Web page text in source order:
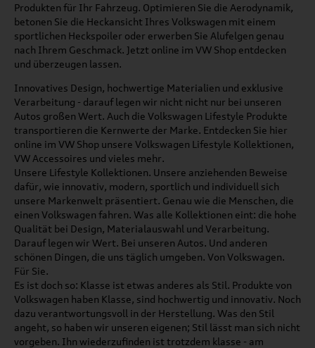
Produkten für Ihr Fahrzeug. Optimieren Sie die Aerodynamik,
betonen Sie die Heckansicht Ihres Volkswagen mit einem
sportlichen Heckspoiler oder erwerben Sie Alufelgen genau
nach Ihrem Geschmack. Jetzt online im VW Shop entdecken
und überzeugen lassen.
Innovatives Design, hochwertige Materialien und exklusive
Verarbeitung - darauf legen wir nicht nicht nur bei unseren
Autos großen Wert. Auch die Volkswagen Lifestyle Produkte
transportieren die Kernwerte der Marke. Entdecken Sie hier
online im VW Shop unsere Volkswagen Lifestyle Kollektionen,
VW Accessoires und vieles mehr.
Unsere Lifestyle Kollektionen. Unsere anziehenden Beweise
dafür, wie innovativ, modern, sportlich und individuell sich
unsere Markenwelt präsentiert. Genau wie die Menschen, die
einen Volkswagen fahren. Was alle Kollektionen eint: die hohe
Qualität bei Design, Materialauswahl und Verarbeitung.
Darauf legen wir Wert. Bei unseren Autos. Und anderen
schönen Dingen, die uns täglich umgeben. Von Volkswagen.
Für Sie.
Es ist doch so: Klasse ist etwas anderes als Stil. Produkte von
Volkswagen haben Klasse, sind hochwertig und innovativ. Noch
dazu verantwortungsvoll in der Herstellung. Was den Stil
angeht, so haben wir unseren eigenen; Stil lässt man sich nicht
vorgeben. Ihn wiederzufinden ist trotzdem klasse - am